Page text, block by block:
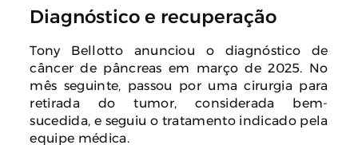
Diagnóstico e recuperação
Tony Bellotto anunciou o diagnóstico de
câncer de pâncreas em março de 2025. No
mês seguinte, passou por uma cirurgia para
retirada do tumor, considerada bem-
sucedida, e seguiu o tratamento indicado pela
equipe médica.